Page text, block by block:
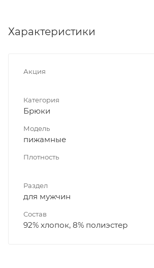
Характеристики
Акция
Категория
Брюки
Модель
пижамные
Плотность
Раздел
для мужчин
Состав
92% хлопок, 8% полиэстер